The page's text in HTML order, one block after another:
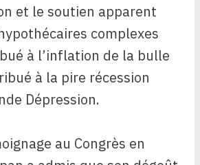
et le soutien apparent
complexes
à l’inflation de la bulle
à la pire récession
Dépression.
au Congrès en